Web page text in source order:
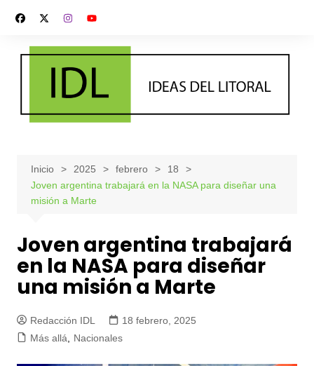
contenido
Inicio 2025 febrero
18
Joven argentina trabajará en la NASA para diseñar una
misión a Marte
Joven argentina trabajará
en la NASA para diseñar
una misión a Marte
Redacción IDL
18 febrero, 2025
Más allá, Nacionales